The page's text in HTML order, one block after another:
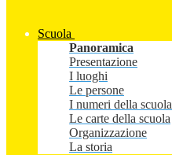
Scuola
Panoramica
Presentazione
I luoghi
Le persone
I numeri della scuola
Le carte della scuola
Organizzazione
La storia